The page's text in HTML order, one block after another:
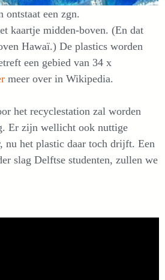
ontstaat een zgn.
kaartje midden-boven. (En dat
Hawaï.) De plastics worden
een gebied van 34 x
meer over in Wikipedia.
het recyclestation zal worden
Er zijn wellicht ook nuttige
nu het plastic daar toch drijft. Een
slag Delftse studenten, zullen we